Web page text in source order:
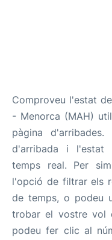
Comproveu l'estat
- Menorca (MAH)
pàgina
d'arribada i l'estat
temps real. Per
l'opció de filtrar els
de temps, o podeu
trobar el vostre vol
podeu fer clic al